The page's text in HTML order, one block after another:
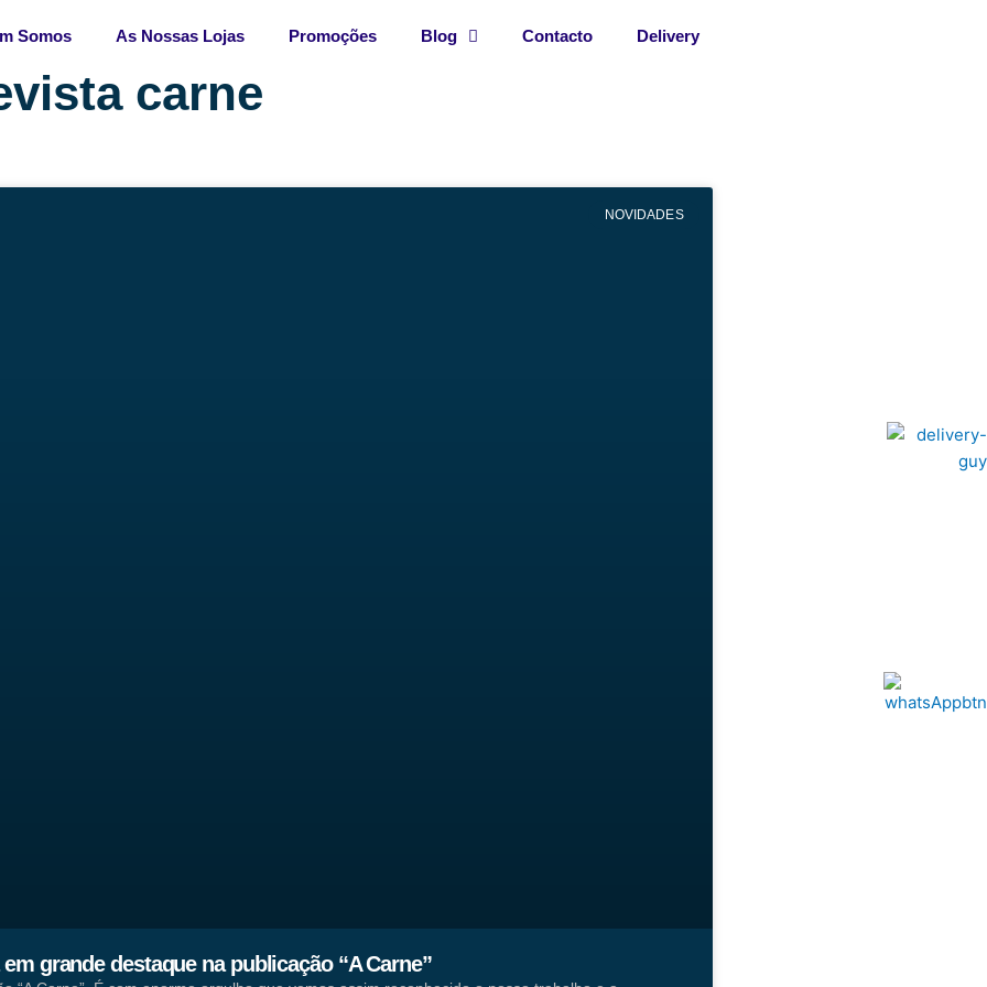
Somos As Nossas Lojas Promoções Blog Contacto Delivery
carne
NOVIDADES
grande destaque na publicação “A Carne”